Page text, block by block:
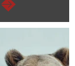
dalej